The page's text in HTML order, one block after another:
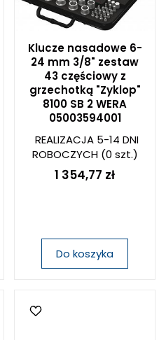
Klucze nasadowe 6-
24 mm 3/8" zestaw
43 częściowy z
grzechotką "Zyklop"
8100 SB 2 WERA
05003594001
REALIZACJA 5-14 DNI
ROBOCZYCH(0 szt.)
1 354,77 zł
Do koszyka